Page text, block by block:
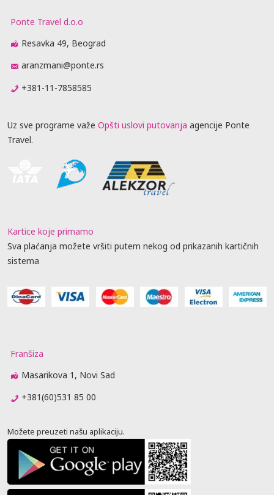
Ponte Travel d.o.o
Resavka 49, Beograd
aranzmani@ponte.rs
+381-11-7858585
Uz sve programe važe Opšti uslovi putovanja agencije Ponte
Travel.
Kartice koje primamo
Sva plaćanja možete vršiti putem nekog od prikazanih kartičnih
sistema
Franšiza
Masarikova 1, Novi Sad
+381(60)531 85 00
Možete preuzeti našu aplikaciju.